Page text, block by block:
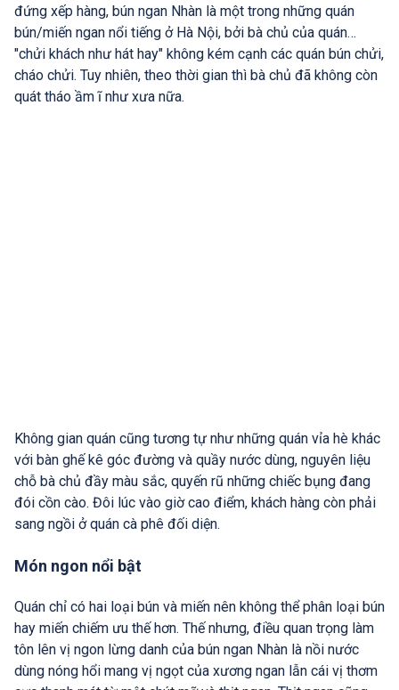
đứng xếp hàng, bún ngan Nhàn là một trong những quán
bún/miến ngan nổi tiếng ở Hà Nội, bởi bà chủ của quán…
"chửi khách như hát hay" không kém cạnh các quán bún chửi,
cháo chửi. Tuy nhiên, theo thời gian thì bà chủ đã không còn
quát tháo ầm ĩ như xưa nữa.
Không gian quán cũng tương tự như những quán vỉa hè khác
với bàn ghế kê góc đường và quầy nước dùng, nguyên liệu
chỗ bà chủ đầy màu sắc, quyến rũ những chiếc bụng đang
đói cồn cào. Đôi lúc vào giờ cao điểm, khách hàng còn phải
sang ngồi ở quán cà phê đối diện.
Món ngon nổi bật
Quán chỉ có hai loại bún và miến nên không thể phân loại bún
hay miến chiếm ưu thế hơn. Thế nhưng, điều quan trọng làm
tôn lên vị ngon lừng danh của bún ngan Nhàn là nồi nước
dùng nóng hổi mang vị ngọt của xương ngan lẫn cái vị thơm